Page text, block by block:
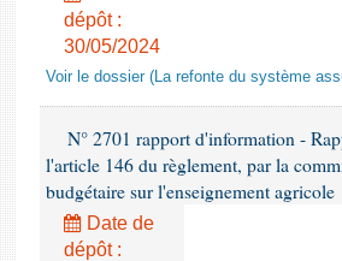
dépôt :
30/05/2024
Voir le dossier (La refonte du système
N° 2701 rapport d'information -
l'article 146 du règlement, par la
budgétaire sur l'enseignement agricole
Date de
dépôt :